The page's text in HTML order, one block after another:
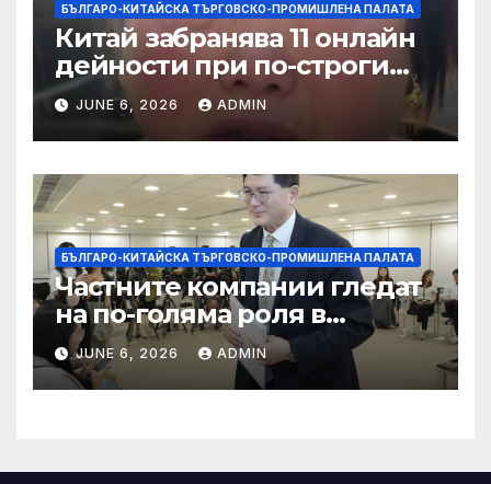
БЪЛГАРО-КИТАЙСКА ТЪРГОВСКО-ПРОМИШЛЕНА ПАЛАТА
Китай забранява 11 онлайн
дейности при по-строги
правила за ограничаване на
слуховете и
кибернасилниците
JUNE 6, 2026 ADMIN
БЪЛГАРО-КИТАЙСКА ТЪРГОВСКО-ПРОМИШЛЕНА ПАЛАТА
Частните компании гледат
на по-голяма роля в
стратегическата
енергетика
JUNE 6, 2026 ADMIN